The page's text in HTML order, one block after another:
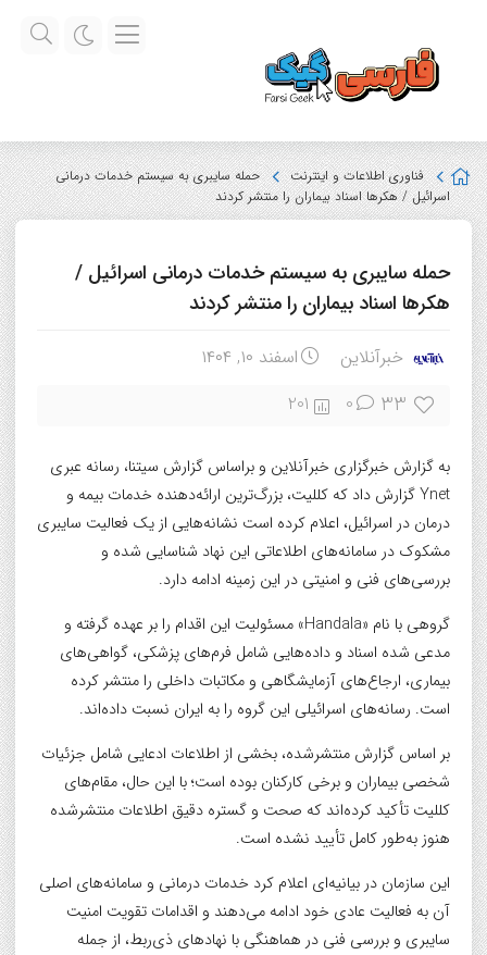
فناوری اطلاعات و اینترنت
حمله سایبری به سیستم خدمات درمانی
اسرائیل / هکرها اسناد بیماران را منتشر کردند
حمله سایبری به سیستم خدمات درمانی اسرائیل /
هکرها اسناد بیماران را منتشر کردند
خبرآنلاین اسفند ۱۰, ۱۴۰۴
33
0
201
به گزارش خبرگزاری خبرآنلاین و براساس گزارش سیتنا، رسانه عبری
Ynet گزارش داد که کللیت، بزرگ‌ترین ارائه‌دهنده خدمات بیمه و
درمان در اسرائیل، اعلام کرده است نشانه‌هایی از یک فعالیت سایبری
مشکوک در سامانه‌های اطلاعاتی این نهاد شناسایی شده و
بررسی‌های فنی و امنیتی در این زمینه ادامه دارد.
گروهی با نام «Handala» مسئولیت این اقدام را بر عهده گرفته و
مدعی شده اسناد و داده‌هایی شامل فرم‌های پزشکی، گواهی‌های
بیماری، ارجاع‌های آزمایشگاهی و مکاتبات داخلی را منتشر کرده
است. رسانه‌های اسرائیلی این گروه را به ایران نسبت داده‌اند.
بر اساس گزارش منتشرشده، بخشی از اطلاعات ادعایی شامل جزئیات
شخصی بیماران و برخی کارکنان بوده است؛ با این حال، مقام‌های
کللیت تأکید کرده‌اند که صحت و گستره دقیق اطلاعات منتشرشده
هنوز به‌طور کامل تأیید نشده است.
این سازمان در بیانیه‌ای اعلام کرد خدمات درمانی و سامانه‌های اصلی
آن به فعالیت عادی خود ادامه می‌دهند و اقدامات تقویت امنیت
سایبری و بررسی فنی در هماهنگی با نهادهای ذی‌ربط، از جمله